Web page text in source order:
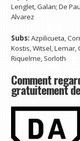
Lenglet, Galan; De
Alvarez
Subs: Azpilicueta,
Kostis, Witsel, Lemar,
Riquelme, Sorloth
Comment
gratuitement